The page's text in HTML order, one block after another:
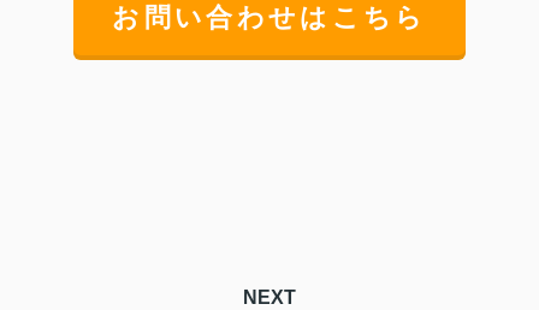
お問い合わせはこちら
NEXT